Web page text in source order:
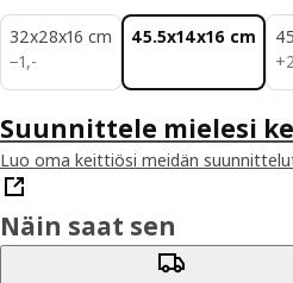
32x28x16 cm
−1,-
1,-
45.5x14x16 cm
+2
Suunnittele mielesi
Luo oma keittiösi meidän
Näin saat sen